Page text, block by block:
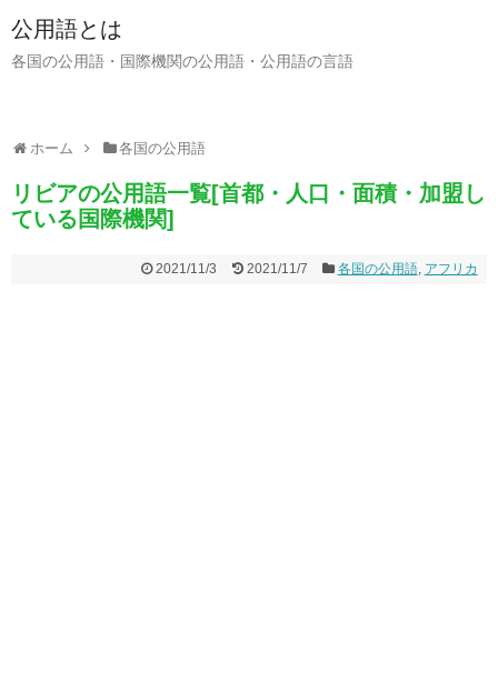
公用語とは
各国の公用語・国際機関の公用語・公用語の言語
ホーム 各国の公用語
リビアの公用語一覧[首都・人口・面積・加盟し
ている国際機関]
2021/11/3 2021/11/7 各国の公用語, アフリカ